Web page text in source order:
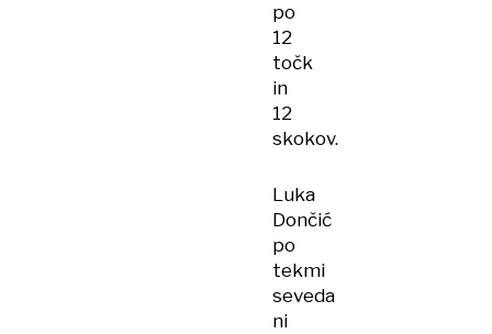
po
12
točk
in
12
skokov.
Luka
Dončić
po
tekmi
seveda
ni